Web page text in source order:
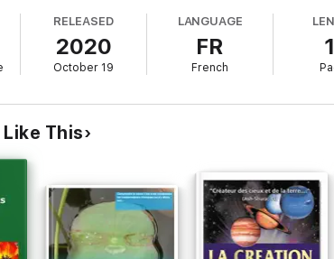
: Parfait pour les étudiants en préparation d'examens ou
: Contenu en ligne mis à jour pour rester au courant des
débutant ou un expert, ce livre est un outil
RELEASED
2020
October 19
LANGUAGE
FR
French
This